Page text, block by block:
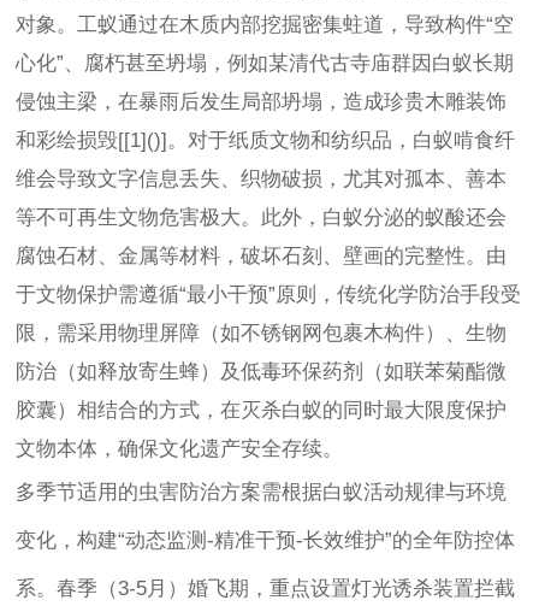
对象。工蚁通过在木质内部挖掘密集蛀道，导致构件“空
心化”、腐朽甚至坍塌，例如某清代古寺庙群因白蚁长期
侵蚀主梁，在暴雨后发生局部坍塌，造成珍贵木雕装饰
和彩绘损毁[[1]()]。对于纸质文物和纺织品，白蚁啃食纤
维会导致文字信息丢失、织物破损，尤其对孤本、善本
等不可再生文物危害极大。此外，白蚁分泌的蚁酸还会
腐蚀石材、金属等材料，破坏石刻、壁画的完整性。由
于文物保护需遵循“最小干预”原则，传统化学防治手段受
限，需采用物理屏障（如不锈钢网包裹木构件）、生物
防治（如释放寄生蜂）及低毒环保药剂（如联苯菊酯微
胶囊）相结合的方式，在灭杀白蚁的同时最大限度保护
文物本体，确保文化遗产安全存续。
多季节适用的虫害防治方案需根据白蚁活动规律与环境
变化，构建“动态监测-精准干预-长效维护”的全年防控体
系。春季（3-5月）婚飞期，重点设置灯光诱杀装置拦截